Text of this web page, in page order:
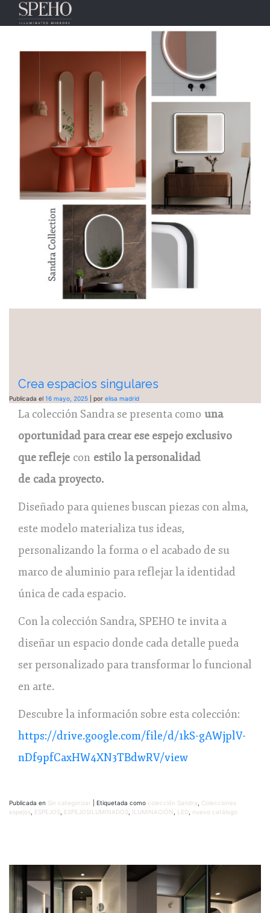
Etiqueta:
Crea espacios singulares
Publicada el 16 mayo, 2025 por elisa madrid
La colección Sandra se presenta como una
oportunidad para crear ese espejo exclusivo
que refleje con estilo la personalidad
de cadaproyecto.
Diseñado para quienes buscan piezas con alma,
este modelo materializa tus ideas,
personalizando la forma o el acabado de su
marco de aluminio para reflejar la identidad
única de cada espacio.
Con la colección Sandra, SPEHO te invita a
diseñar un espacio donde cada detalle pueda
ser personalizado para transformar lo funcional
en arte.
Descubre la información sobre esta colección:
https://drive.google.com/file/d/1kS-gAWjplV-
nDf9pfCaxHW4XN3TBdwRV/view
Publicada en Sin categorizar Etiquetada como colección Sandra
Colecciones
espejos ESPEJOS ESPEJOSILUMINADOS ILUMINACIÓN LED nuevo catálogo